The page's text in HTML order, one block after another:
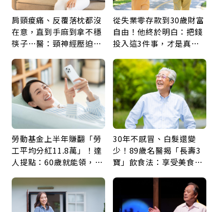
肩頸痠痛、反覆落枕都沒
在意，直到手麻到拿不穩
筷子…醫：頸神經壓迫上
鍵
從失業零存款到30歲財富
自由！他終於明白：把錢
投入這3件事，才是真正
勞動基金上半年賺翻「勞
工平均分紅11.8萬」！達
人提點：60歲就能領，重
30年不感冒、白髮還變
少！89歲名醫揭「長壽3
寶」飲食法：享受美食不